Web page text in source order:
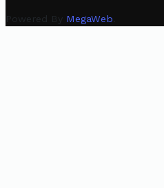
Powered By MegaWeb